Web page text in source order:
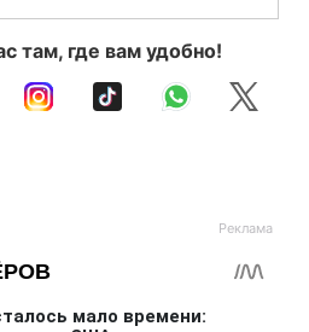
там, где вам удобно!